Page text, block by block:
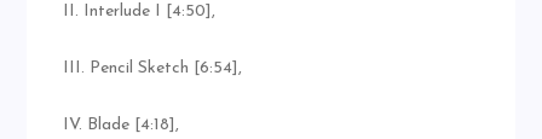
II. Interlude I [4:50],
III. Pencil Sketch [6:54],
IV. Blade [4:18],